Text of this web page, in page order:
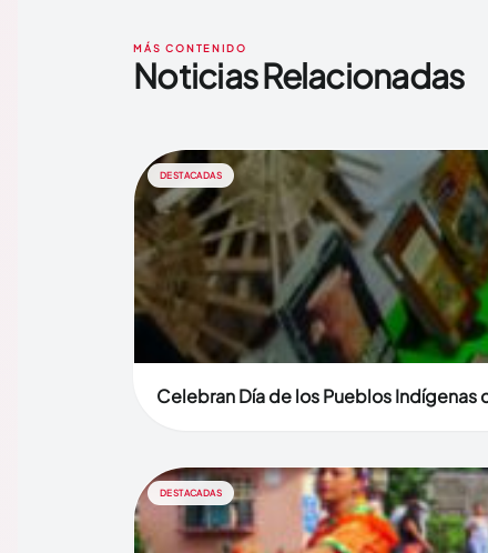
MÁS CONTENIDO
Noticias Relacionadas
DESTACADAS
Celebran Día de los Pueblos
DESTACADAS